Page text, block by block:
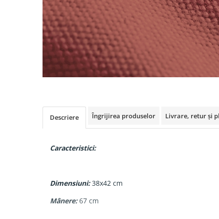
Descriere Îngrijirea produselor Livrare, retur și
Caracteristici:
Dimensiuni:38x42 cm
Mânere:67 cm